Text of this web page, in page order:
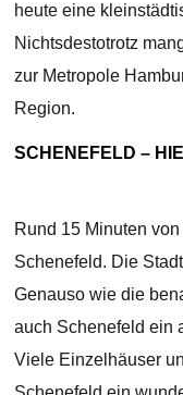
heute eine
Nichtsdestotrotz
zur Metropole
Region.
SCHENEFELD –
Rund 15 Minuten
Schenefeld. Die
Genauso wie die
auch Schenefeld ein
Viele Einzelhäuser